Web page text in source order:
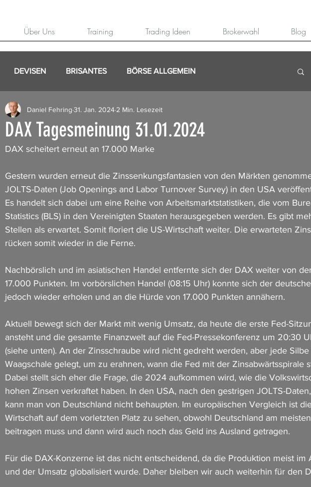
Über Uns Training Trading Ideen Brokerwahl Blog
DEVISEN BRISANTES BÖRSE ALLGEMEIN
DAX Tagesmeinung 31.01.2024
Daniel Fehring 31. Jan. 2024 2 Min. Lesezeit
DAX scheitert erneut an 17.000 Marke
Gestern wurden erneut die Zinssenkungsfantasien von den Märkten
JOLTS-Daten (Job Openings and Labor Turnover Survey) in den USA
Es handelt sich dabei um eine Reihe von Arbeitsmarktstatistiken, die vom
Statistics (BLS) in den Vereinigten Staaten herausgegeben werden. Es gibt
Stellen als erwartet. Somit floriert die US-Wirtschaft weiter. Die erwarteten
rücken somit wieder in die Ferne.
Nachbörslich und im asiatischen Handel entfernte sich der DAX weiter von
17.000 Punkten. Im vorbörslichen Handel (08:15 Uhr) konnte sich der
jedoch wieder erholen und an die Hürde von 17.000 Punkten annähern.
Aktuell bewegt sich der Markt mit wenig Umsatz, da heute die erste Fed-
ansteht und die gesamte Finanzwelt auf die Fed-Pressekonferenz um 20:30
(siehe unten). An der Zinsschraube wird nicht gedreht werden, aber jede
Waagschale gelegt, um zu erahnen, wann die Fed mit der Zinsabwärtsspirale
Dabei stellt sich eher die Frage, die 2024 aufkommen wird, wie die
hohen Zinsen verkraftet haben. In den USA, nach den gestrigen JOLTS-
kann man von Deutschland nicht behaupten. Im europäischen Vergleich ist
Wirtschaft auf dem vorletzten Platz zu sehen, obwohl Deutschland am
beitragen muss und dann wird auch noch das Geld ins Ausland getragen.
Für die DAX-Konzerne ist das nicht entscheidend, da die Produktion meist im
und der Umsatz globalisiert wurde. Daher bleiben wir auch weiterhin für den